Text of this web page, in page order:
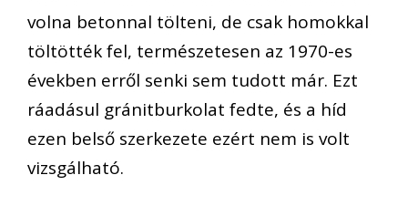
volna betonnal tölteni, de csak homokkal
töltötték fel, természetesen az 1970-es
években erről senki sem tudott már. Ezt
ráadásul gránitburkolat fedte, és a híd
ezen belső szerkezete ezért nem is volt
vizsgálható.